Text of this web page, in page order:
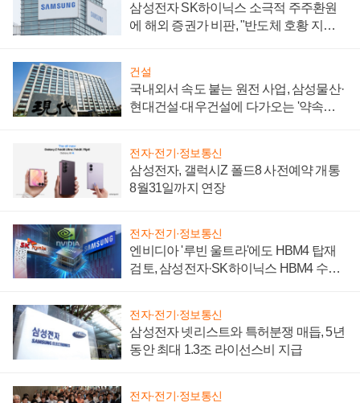
삼성전자 SK하이닉스 소극적 주주환원
에 해외 증권가 비판, "반도체 호황 지속
건설
국내외서 속도 붙는 원전 사업, 삼성물산·
현대건설·대우건설에 다가오는 '약속의
전자·전기·정보통신
삼성전자, 갤럭시Z 폴드8 사전예약 개통
8월31일까지 연장
전자·전기·정보통신
엔비디아 '루빈 울트라'에도 HBM4 탑재
검토, 삼성전자·SK하이닉스 HBM4 수율
전자·전기·정보통신
삼성전자 넷리스트와 특허분쟁 매듭, 5년
동안 최대 1.3조 라이선스비 지급
전자·전기·정보통신